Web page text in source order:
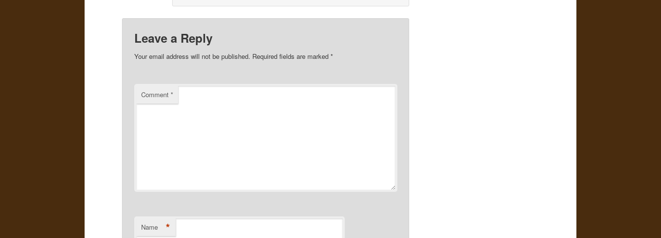
Leave a Reply
Your email address will not be published. Required fields are marked*
Comment*
Name *